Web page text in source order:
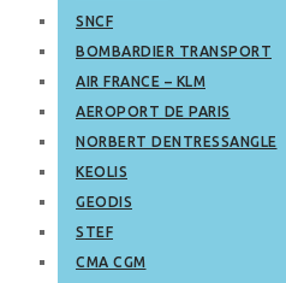
SNCF
BOMBARDIER TRANSPORT
AIR FRANCE – KLM
AEROPORT DE PARIS
NORBERT DENTRESSANGLE
KEOLIS
GEODIS
STEF
CMA CGM